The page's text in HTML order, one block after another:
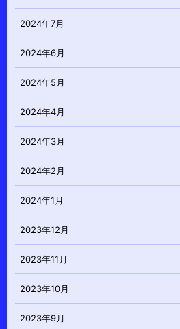
2024年7月
2024年6月
2024年5月
2024年4月
2024年3月
2024年2月
2024年1月
2023年12月
2023年11月
2023年10月
2023年9月